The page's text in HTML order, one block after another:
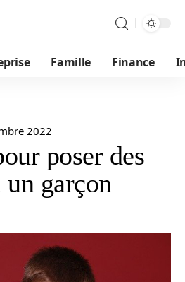
Famille Finance
2022
poser des
un garçon